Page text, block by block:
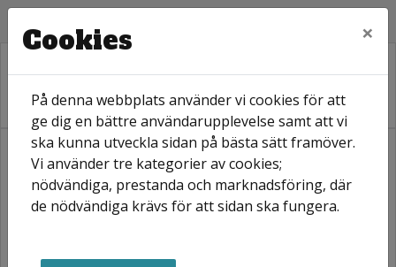
Hem Ledigt just nu
Våra områden
Elmiersområdet
Cookies ×
På denna webbplats använder vi cookies för att
ge dig en bättre användarupplevelse samt att vi
ska kunna utveckla sidan på bästa sätt framöver.
Vi använder tre kategorier av cookies;
nödvändiga, prestanda och marknadsföring, där
de nödvändiga krävs för att sidan ska fungera.